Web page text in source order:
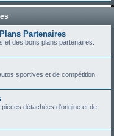
Partenaires
et des bons plans partenaires.
sportives et de compétition.
détachées d'origine et de